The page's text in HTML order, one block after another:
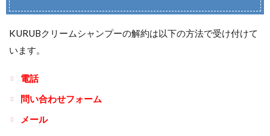
KURUBクリームシャンプーの解約は以下の方法で受け付けて
います。
電話
問い合わせフォーム
メール